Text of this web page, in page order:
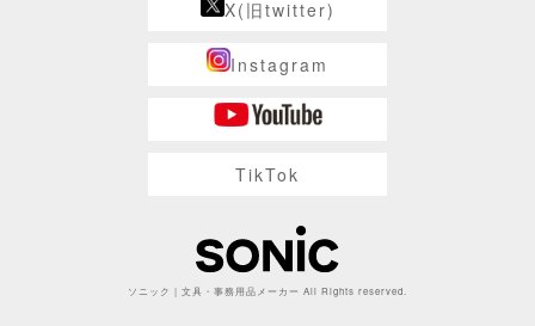
X(旧twitter)
Instagram
TikTok
ソニック | 文具・事務用品メーカー All Rights reserved.